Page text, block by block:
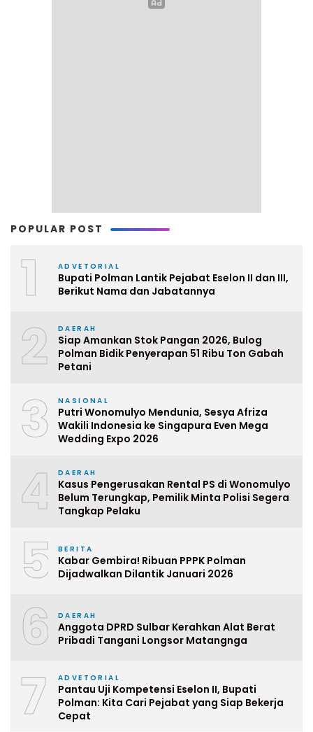
POPULAR POST
1 ADVETORIAL
Bupati Polman Lantik Pejabat Eselon II dan III,
Berikut Nama dan Jabatannya
2 DAERAH
Siap Amankan Stok Pangan 2026, Bulog
Polman Bidik Penyerapan 51 Ribu Ton Gabah
Petani
3 NASIONAL
Putri Wonomulyo Mendunia, Sesya Afriza
Wakili Indonesia ke Singapura Even Mega
Wedding Expo 2026
4 DAERAH
Kasus Pengerusakan Rental PS di Wonomulyo
Belum Terungkap, Pemilik Minta Polisi Segera
Tangkap Pelaku
5 BERITA
Kabar Gembira! Ribuan PPPK Polman
Dijadwalkan Dilantik Januari 2026
6 DAERAH
Anggota DPRD Sulbar Kerahkan Alat Berat
Pribadi Tangani Longsor Matangnga
7 ADVETORIAL
Pantau Uji Kompetensi Eselon II, Bupati
Polman: Kita Cari Pejabat yang Siap Bekerja
Cepat